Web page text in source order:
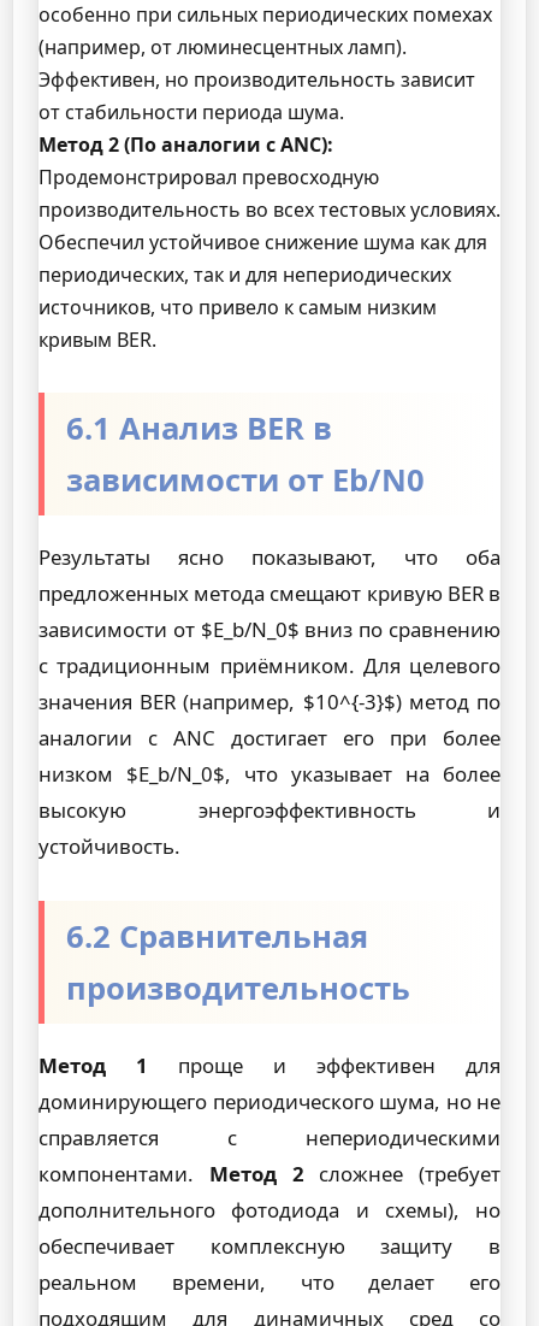
особенно при сильных периодических помехах
(например, от люминесцентных ламп).
Эффективен, но производительность зависит
от стабильности периода шума.
Метод 2 (По аналогии с ANC):
Продемонстрировал превосходную
производительность во всех тестовых условиях.
Обеспечил устойчивое снижение шума как для
периодических, так и для непериодических
источников, что привело к самым низким
кривым BER.
6.1 Анализ BER в
зависимости от Eb/N0
Результаты ясно показывают, что оба
предложенных метода смещают кривую BER в
зависимости от $E_b/N_0$ вниз по сравнению
с традиционным приёмником. Для целевого
значения BER (например, $10^{-3}$) метод по
аналогии с ANC достигает его при более
низком $E_b/N_0$, что указывает на более
высокую энергоэффективность и
устойчивость.
6.2 Сравнительная
производительность
Метод 1
проще и эффективен для
доминирующего периодического шума, но не
справляется с непериодическими
компонентами. Метод 2 сложнее (требует
дополнительного фотодиода и схемы), но
обеспечивает комплексную защиту в
реальном времени, что делает его
подходящим для динамичных сред со